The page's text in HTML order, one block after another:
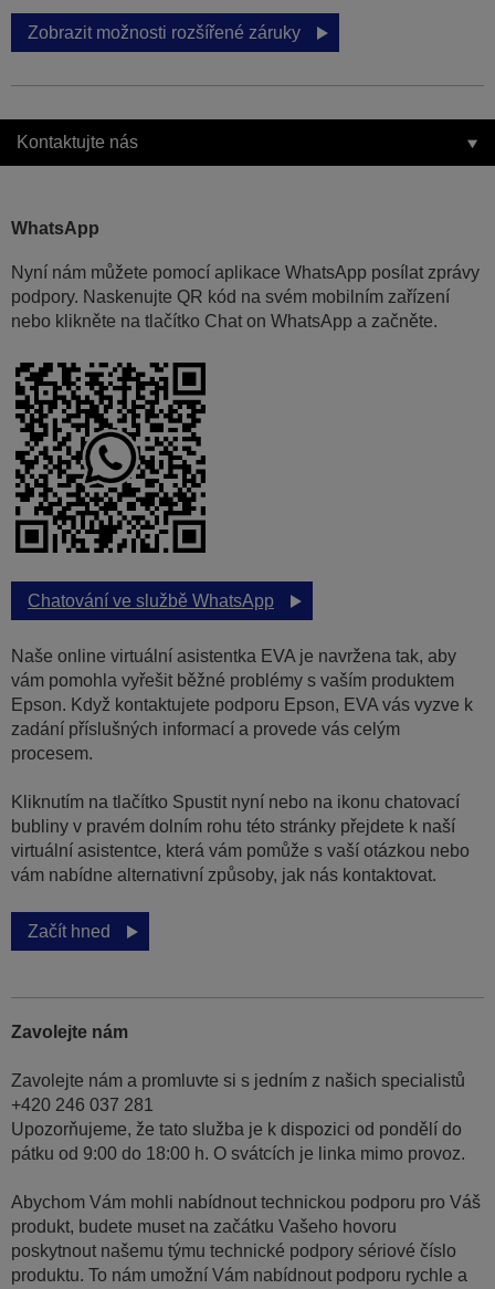
Zobrazit možnosti rozšířené záruky
Kontaktujte nás
WhatsApp
Nyní nám můžete pomocí aplikace WhatsApp posílat zprávy
podpory. Naskenujte QR kód na svém mobilním zařízení
nebo klikněte na tlačítko Chat on WhatsApp a začněte.
Chatování ve službě WhatsApp
Naše online virtuální asistentka EVA je navržena tak, aby
vám pomohla vyřešit běžné problémy s vaším produktem
Epson. Když kontaktujete podporu Epson, EVA vás vyzve k
zadání příslušných informací a provede vás celým
procesem.
Kliknutím na tlačítko Spustit nyní nebo na ikonu chatovací
bubliny v pravém dolním rohu této stránky přejdete k naší
virtuální asistentce, která vám pomůže s vaší otázkou nebo
vám nabídne alternativní způsoby, jak nás kontaktovat.
Začít hned
Zavolejte nám
Zavolejte nám a promluvte si s jedním z našich specialistů
+420 246 037 281
Upozorňujeme, že tato služba je k dispozici od pondělí do
pátku od 9:00 do 18:00 h. O svátcích je linka mimo provoz.
Abychom Vám mohli nabídnout technickou podporu pro Váš
produkt, budete muset na začátku Vašeho hovoru
poskytnout našemu týmu technické podpory sériové číslo
produktu. To nám umožní Vám nabídnout podporu rychle a